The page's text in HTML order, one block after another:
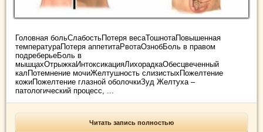
Головная больСлабостьПотеря весаТошнотаПовышенная
температураПотеря аппетитаРвотаОзнобБоль в правом
подреберьеБоль в
мышцахОтрыжкаИнтоксикацияЛихорадкаОбесцвеченный
калПотемнение мочиЖелтушность слизистыхПожелтение
кожиПожелтение глазной оболочкиЗуд Желтуха –
патологический процесс, ...
Читать запись полностью